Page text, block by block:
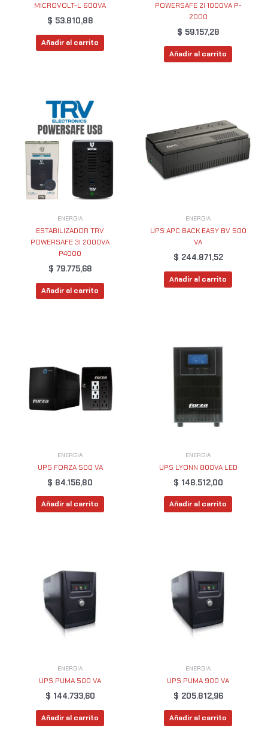
MICROVOLT-L 600VA
$ 53.810,88
Añadir al carrito
POWERSAFE 2I 1000VA P-
2000
$ 59.157,28
Añadir al carrito
ENERGIA
ESTABILIZADOR TRV
POWERSAFE 3I 2000VA
P4000
$ 79.775,68
Añadir al carrito
ENERGIA
UPS APC BACK EASY BV 500
VA
$ 244.871,52
Añadir al carrito
ENERGIA
UPS FORZA 500 VA
$ 84.156,80
Añadir al carrito
ENERGIA
UPS LYONN 800VA LED
$ 148.512,00
Añadir al carrito
ENERGIA
UPS PUMA 500 VA
$ 144.733,60
Añadir al carrito
ENERGIA
UPS PUMA 900 VA
$ 205.812,96
Añadir al carrito